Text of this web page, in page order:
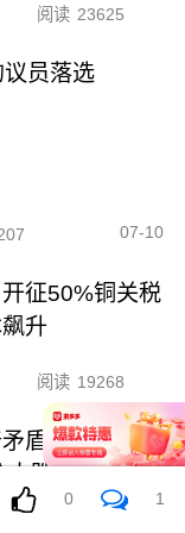
阅读 23625
议员落选
07-10
征50%铜关税
升
阅读 19268
盾升级引市场
大跌
0 1